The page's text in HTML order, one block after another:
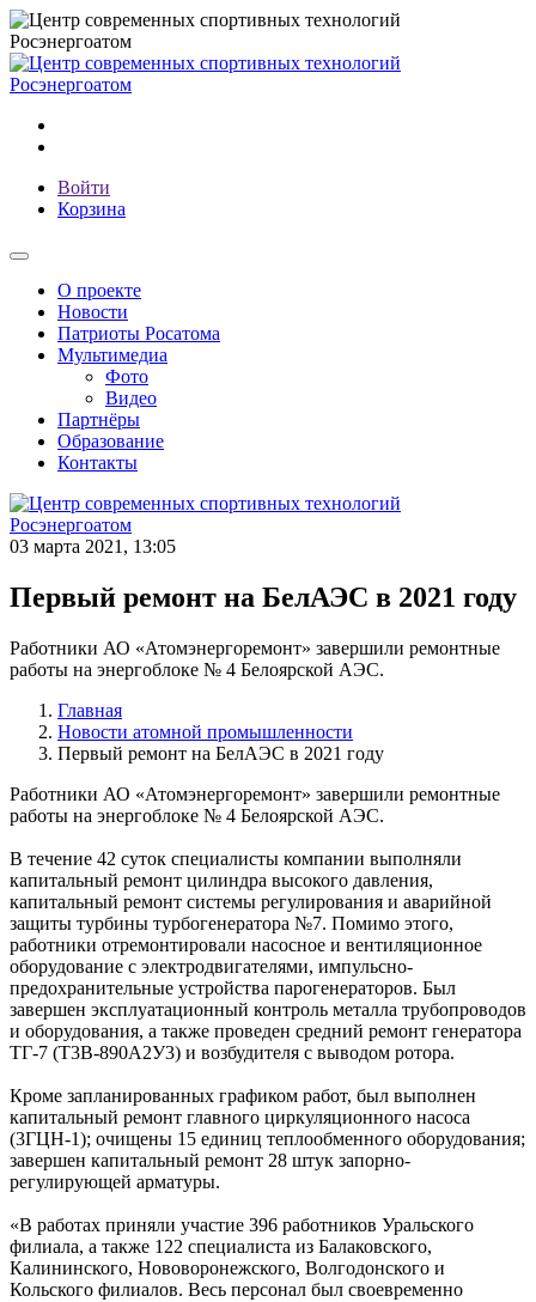
Войти
Корзина
О проекте
Новости
Патриоты Росатома
Мультимедиа
Фото
Видео
Партнёры
Образование
Контакты
03 марта 2021, 13:05
Первый ремонт на БелАЭС в 2021 году
Работники АО «Атомэнергоремонт» завершили ремонтные
работы на энергоблоке № 4 Белоярской АЭС.
Главная
Новости атомной промышленности
Первый ремонт на БелАЭС в 2021 году
Работники АО «Атомэнергоремонт» завершили ремонтные
работы на энергоблоке № 4 Белоярской АЭС.
В течение 42 суток специалисты компании выполняли
капитальный ремонт цилиндра высокого давления,
капитальный ремонт системы регулирования и аварийной
защиты турбины турбогенератора №7. Помимо этого,
работники отремонтировали насосное и вентиляционное
оборудование с электродвигателями, импульсно-
предохранительные устройства парогенераторов. Был
завершен эксплуатационный контроль металла трубопроводов
и оборудования, а также проведен средний ремонт генератора
ТГ-7 (Т3В-890А2У3) и возбудителя с выводом ротора.
Кроме запланированных графиком работ, был выполнен
капитальный ремонт главного циркуляционного насоса
(3ГЦН-1); очищены 15 единиц теплообменного оборудования;
завершен капитальный ремонт 28 штук запорно-
регулирующей арматуры.
«В работах приняли участие 396 работников Уральского
филиала, а также 122 специалиста из Балаковского,
Калининского, Нововоронежского, Волгодонского и
Кольского филиалов. Весь персонал был своевременно